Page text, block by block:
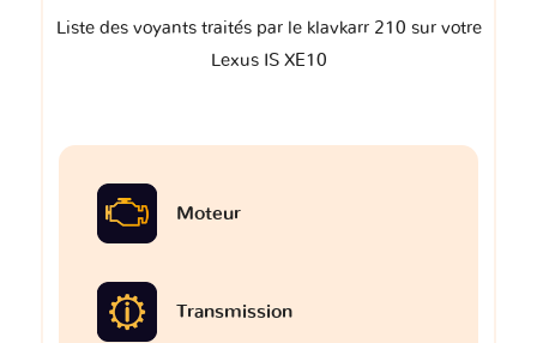
Liste des voyants traités par le klavkarr 210 sur votre
Lexus IS XE10
Moteur
Transmission